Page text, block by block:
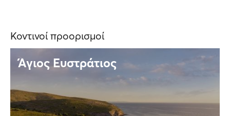
Κοντινοί προορισμοί
Άγιος Ευστράτιος